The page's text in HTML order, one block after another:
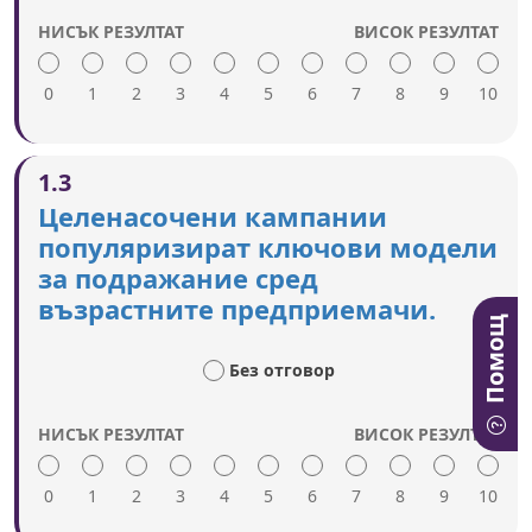
Помощ
НИСЪК РЕЗУЛТАТ
0 1 2 3 4 5 6 7 8 9
ВИСОК РЕЗУЛТАТ
10
модели за подражание и награди за
предприемачество, за да се вдъхновяват
възрастните хора и да се представят
възрастни предприемачи с разнообразен
произход.
профили на по-възрастни мъже и жени
от пенсиониране или безработица).
Използват се подходящи съобщения, за да се
информират възрастните хора за ролята на
1.3
Целенасочени кампании
популяризират ключови модели
за подражание сред
възрастните предприемачи.
Без отговор
НИСЪК РЕЗУЛТАТ
0 1 2 3 4 5 6 7 8 9
ВИСОК РЕЗУЛТАТ
10